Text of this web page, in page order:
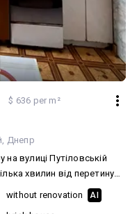
$ 636 per m²
Днепр
на вулиці Путіловській
хвилин від перетину
Квартира в
після купівлі і поступово
without renovation AI